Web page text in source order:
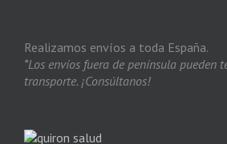
Realizamos envíos a toda España.
*Los envíos fuera de península pueden
transporte. ¡Consúltanos!